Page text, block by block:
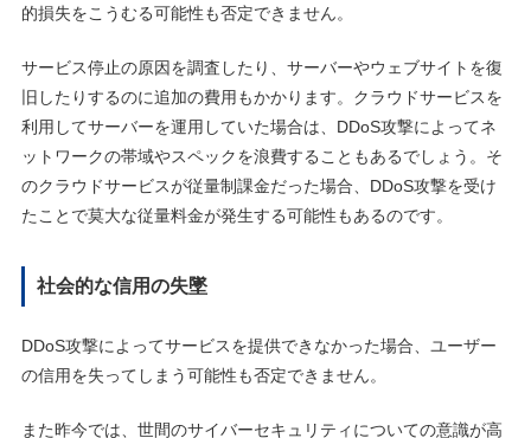
的損失をこうむる可能性も否定できません。
サービス停止の原因を調査したり、サーバーやウェブサイトを復
旧したりするのに追加の費用もかかります。クラウドサービスを
利用してサーバーを運用していた場合は、DDoS攻撃によってネ
ットワークの帯域やスペックを浪費することもあるでしょう。そ
のクラウドサービスが従量制課金だった場合、DDoS攻撃を受け
たことで莫大な従量料金が発生する可能性もあるのです。
社会的な信用の失墜
DDoS攻撃によってサービスを提供できなかった場合、ユーザー
の信用を失ってしまう可能性も否定できません。
また昨今では、世間のサイバーセキュリティについての意識が高